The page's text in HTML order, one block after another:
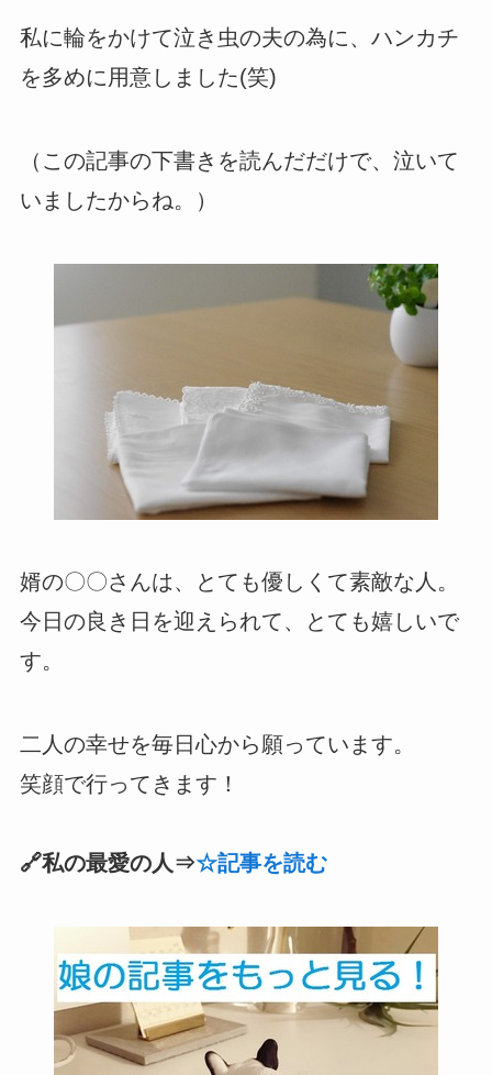
私に輪をかけて泣き虫の夫の為に、ハンカチ
を多めに用意しました(笑)
（この記事の下書きを読んだだけで、泣いて
いましたからね。）
婿の〇〇さんは、とても優しくて素敵な人。
今日の良き日を迎えられて、とても嬉しいで
す。
二人の幸せを毎日心から願っています。
笑顔で行ってきます！
🔗私の最愛の人⇒☆記事を読む